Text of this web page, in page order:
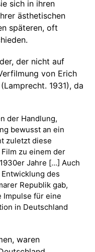
sich in ihren
ästhetischen
späteren, oft
der nicht auf
von Erich
(Lamprecht. 1931), da
der Handlung,
bewusst an ein
zuletzt diese
zu einem der
Jahre [...] Auch
des
Republik gab,
Impulse für eine
in Deutschland
waren